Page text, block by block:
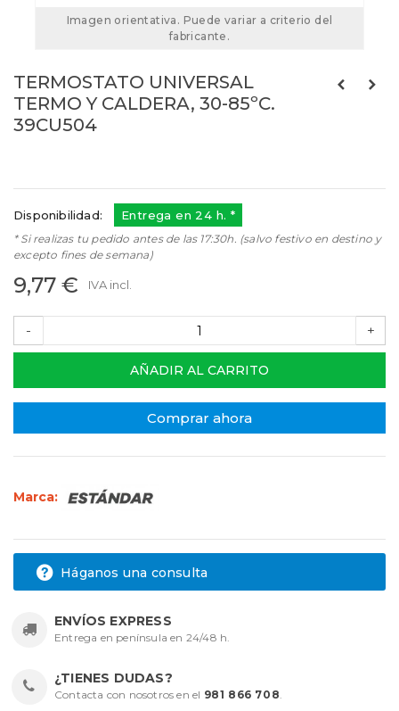
Imagen orientativa. Puede variar a criterio del
fabricante.
TERMOSTATO UNIVERSAL
TERMO Y CALDERA, 30-85ºC.
39CU504
Disponibilidad: Entrega en 24 h. *
* Si realizas tu pedido antes de las 17:30h. (salvo festivo en destino y
excepto fines de semana)
9,77 € IVA incl.
- +
AÑADIR AL CARRITO
Comprar ahora
Marca:
Háganos una consulta
ENVÍOS EXPRESS
Entrega en península en 24/48 h.
¿TIENES DUDAS?
Contacta con nosotros en el 981 866 708.